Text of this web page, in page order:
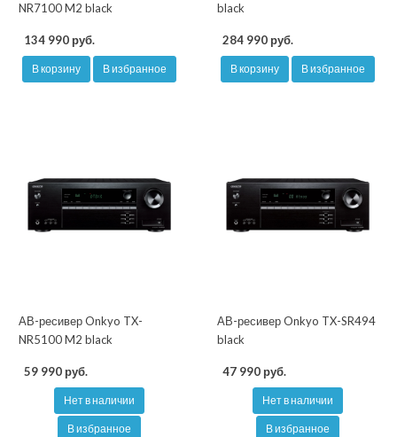
NR7100 M2 black
134 990 руб.
В корзину В избранное
black
284 990 руб.
В корзину В избранное
АВ-ресивер Onkyo TX-
NR5100 M2 black
59 990 руб.
Нет в наличии
В избранное
АВ-ресивер Onkyo TX-SR494
black
47 990 руб.
Нет в наличии
В избранное